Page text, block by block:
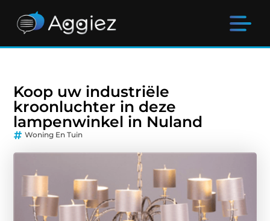
Koop uw industriële
kroonluchter in deze
lampenwinkel in Nuland
Woning En Tuin